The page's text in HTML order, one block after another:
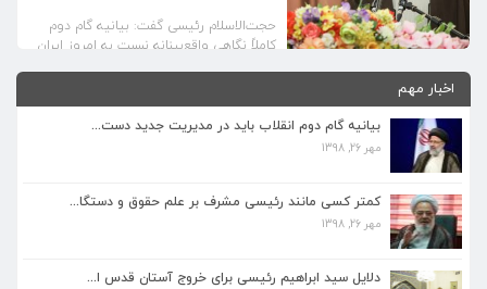
حجت‌الاسلام‌ رئیسی گفت: بیانیه گام دوم
کاملاً نگاهی واقع‌بینانه نسبت به امروزِ ایران
دارد
اخبار مهم
بیانیه گام دوم انقلاب باید در مدیریت جدید دست...
مهر 26, 1398
کمتر کسی مانند رئیسی مشرف بر علم حقوق و دستگا...
مهر 26, 1398
دلایل سید ابراهیم رئیسی برای خروج آستان قدس ا...
کمتر کسی مانند رئیسی مشرف بر علم حقوق و دستگا...